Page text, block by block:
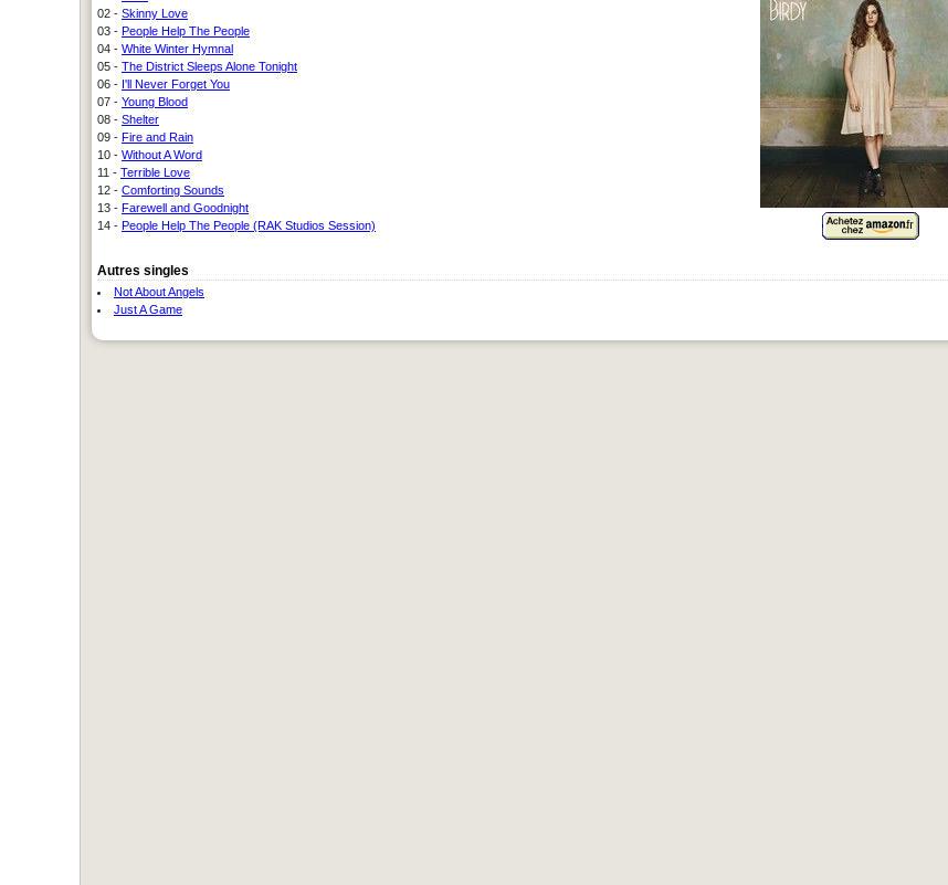
02 - Skinny Love
03 - People Help The People
04 - White Winter Hymnal
05 - The District Sleeps Alone Tonight
06 - I'll Never Forget You
07 - Young Blood
08 - Shelter
09 - Fire and Rain
10 - Without A Word
11 - Terrible Love
12 - Comforting Sounds
13 - Farewell and Goodnight
14 - People Help The People (RAK Studios Session)
Autres singles
Not About Angels
Just A Game